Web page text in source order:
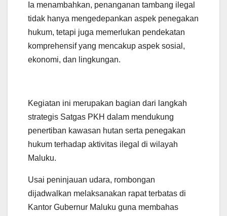
Ia menambahkan, penanganan tambang ilegal
tidak hanya mengedepankan aspek penegakan
hukum, tetapi juga memerlukan pendekatan
komprehensif yang mencakup aspek sosial,
ekonomi, dan lingkungan.
Kegiatan ini merupakan bagian dari langkah
strategis Satgas PKH dalam mendukung
penertiban kawasan hutan serta penegakan
hukum terhadap aktivitas ilegal di wilayah
Maluku.
Usai peninjauan udara, rombongan
dijadwalkan melaksanakan rapat terbatas di
Kantor Gubernur Maluku guna membahas